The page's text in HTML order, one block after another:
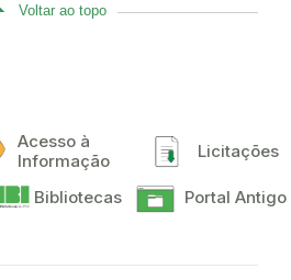
Voltar ao topo
Acesso à
Informação
Licitações
Bibliotecas Portal Antigo